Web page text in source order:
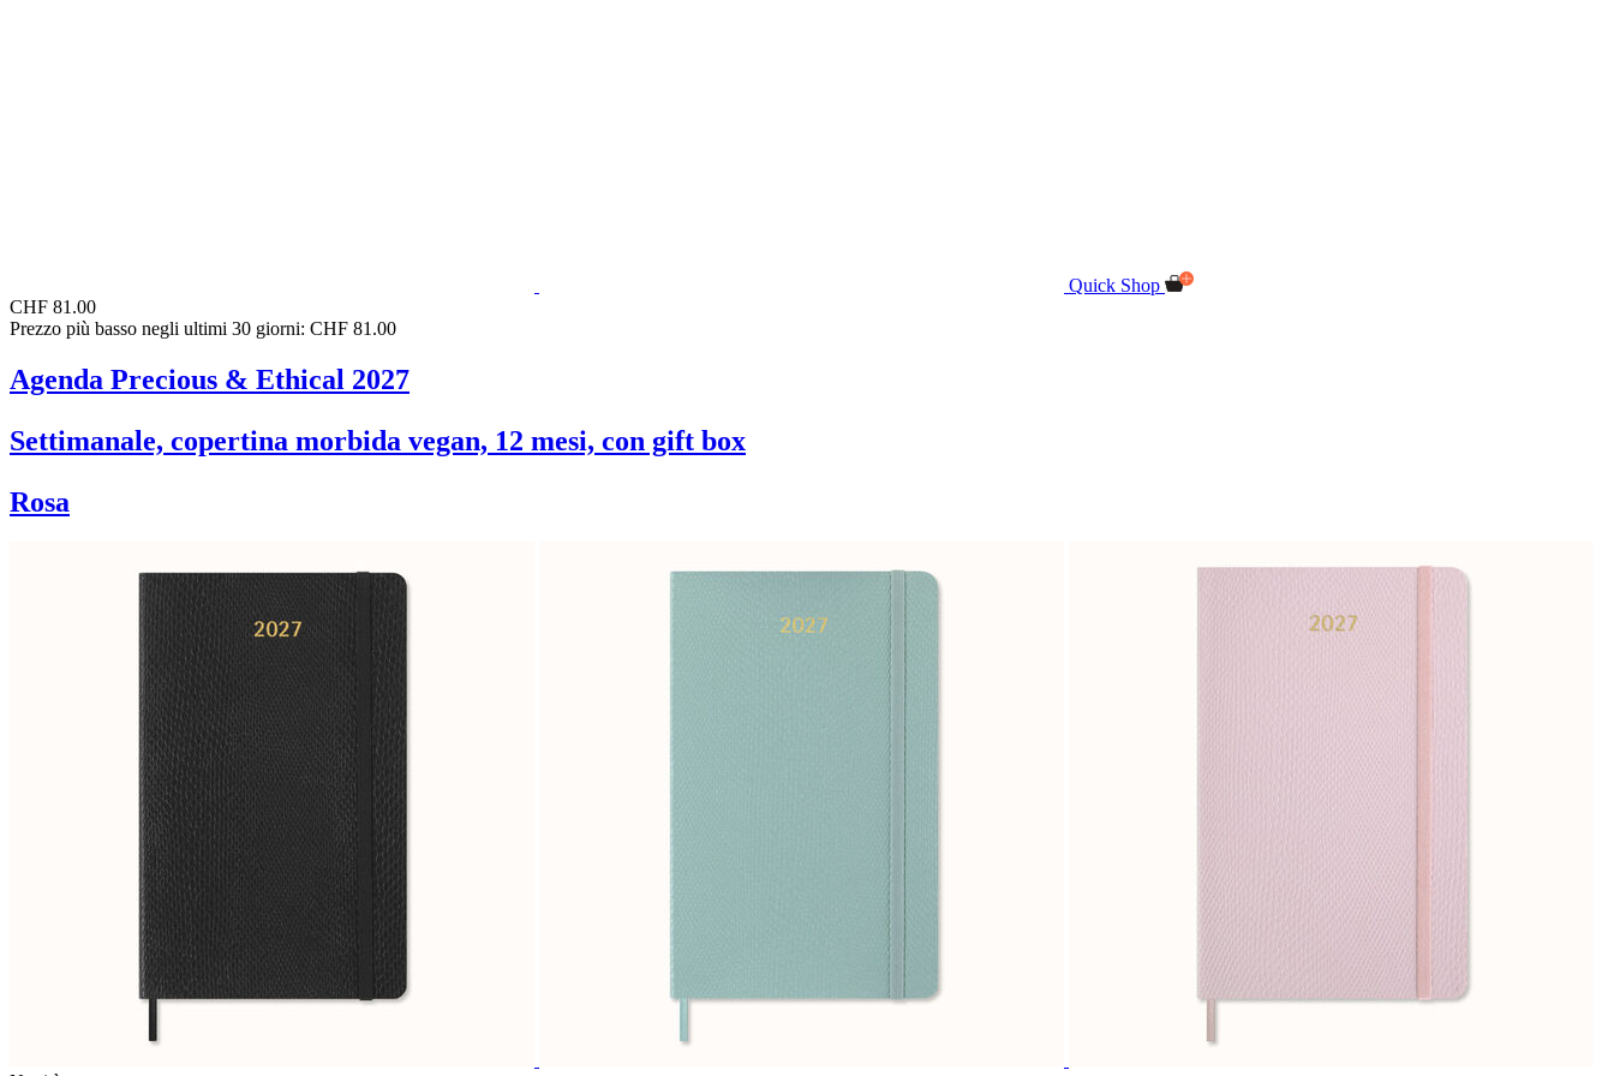
Quick Shop
CHF 81.00
Prezzo più basso negli ultimi 30 giorni: CHF 81.00
Agenda Precious & Ethical 2027
Settimanale, copertina morbida vegan, 12 mesi, con gift box
Rosa